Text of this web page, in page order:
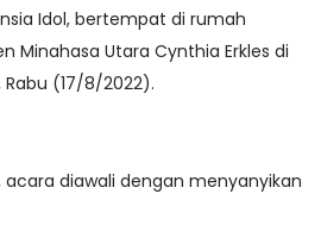
Idol, bertempat di rumah
Minahasa Utara Cynthia Erkles di
(17/8/2022).
diawali dengan menyanyikan